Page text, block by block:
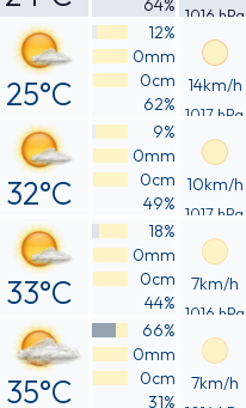
Odczuwalna
24°C
64% 1016 hPa
25°C
Odczuwalna
25°C
12%
0mm
0cm
62%
14km/h
1017 hPa
32°C
Odczuwalna
34°C
9%
0mm
0cm
49%
10km/h
1017 hPa
33°C
Odczuwalna
34°C
18%
0mm
0cm
44%
7km/h
1016 hPa
35°C
66%
0mm
0cm
31%
7km/h